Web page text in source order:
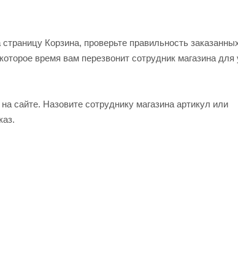
Корзина, проверьте правильность
время вам перезвонит сотрудник магазина для
сайте. Назовите сотруднику магазина артикул или